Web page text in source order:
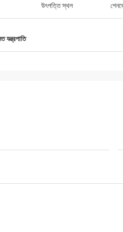
জন্য ধন্যবাদ। আপনার প্যাকেজগুলি ভালভাবে
উৎপত্তি স্থল
যন্ত্রপাতি